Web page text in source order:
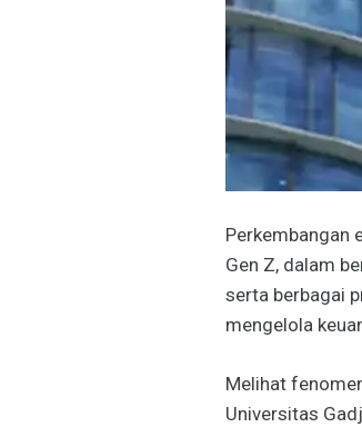
Perkembangan
Gen Z, dalam
serta berbagai
mengelola
Melihat
Universitas